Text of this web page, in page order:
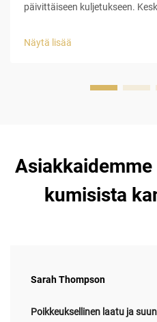
päivittäiseen kuljetukseen.
koska sen kolme
Näytä lisää
kumisista
Sarah Thompson
Poikkeuksellinen laatu ja